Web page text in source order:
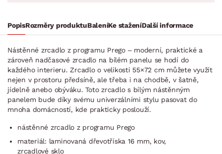
PopisRozměry produktuBaleníKe staženíDalší informace
Nástěnné zrcadlo z programu Prego – moderní, praktické a
zároveň nadčasové zrcadlo na bílém panelu se hodí do
každého interieru. Zrcadlo o velikosti 55×72 cm můžete využít
nejen v prostoru předsíně, ale třeba i na chodbě, v šatně,
jídelně anebo obýváku. Toto zrcadlo s bílým nástěnným
panelem bude díky svému univerzálními stylu pasovat do
mnoha domácností, kde prakticky poslouží.
nástěnné zrcadlo z programu Prego
materiál: laminovaná dřevotříska 16 mm, kov,
zrcadlové sklo